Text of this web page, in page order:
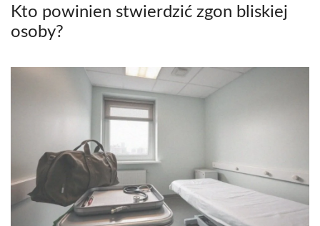
Kto powinien stwierdzić zgon bliskiej
osoby?